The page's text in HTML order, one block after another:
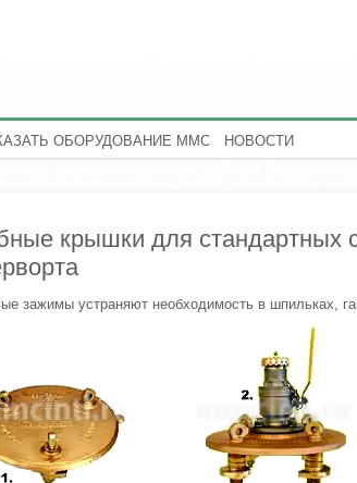
ОБОРУДОВАНИЕ MMC НОВОСТИ
крышки для стандартных
зажимы устраняют необходимость в шпильках,